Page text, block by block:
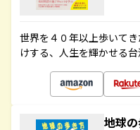
世界を４０年以上歩いて
けする、人生を輝かせる
地球